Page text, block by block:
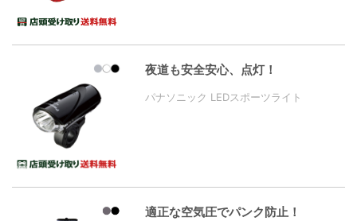
夜道も安全安心、点灯！
パナソニック LEDスポーツライト
適正な空気圧でパンク防止！